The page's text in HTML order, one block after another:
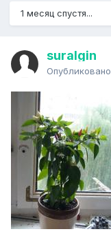
1 месяц спустя...
suralgin
Опубликовано